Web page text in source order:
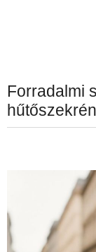
Forradalmi